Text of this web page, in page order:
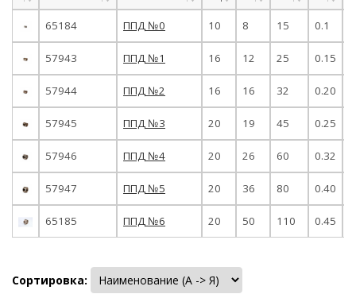
65184 ППД №0 10 8 15 0.1
57943 ППД №1 16 12 25 0.15
57944 ППД №2 16 16 32 0.20
57945 ППД №3 20 19 45 0.25
57946 ППД №4 20 26 60 0.32
57947 ППД №5 20 36 80 0.40
65185 ППД №6 20 50 110 0.45
Сортировка: